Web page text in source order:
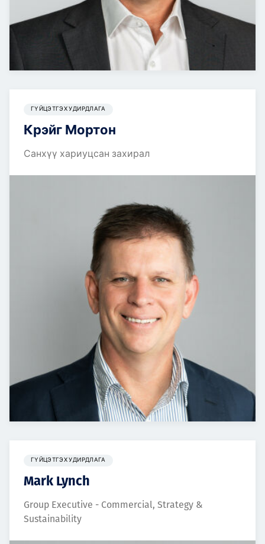
Мэдээ, мэдээлэл
ГҮЙЦЭТГЭХ УДИРДЛАГА
Крэйг Мортон
Санхүү хариуцсан захирал
ГҮЙЦЭТГЭХ УДИРДЛАГА
Mark Lynch
Group Executive - Commercial, Strategy &
Sustainability